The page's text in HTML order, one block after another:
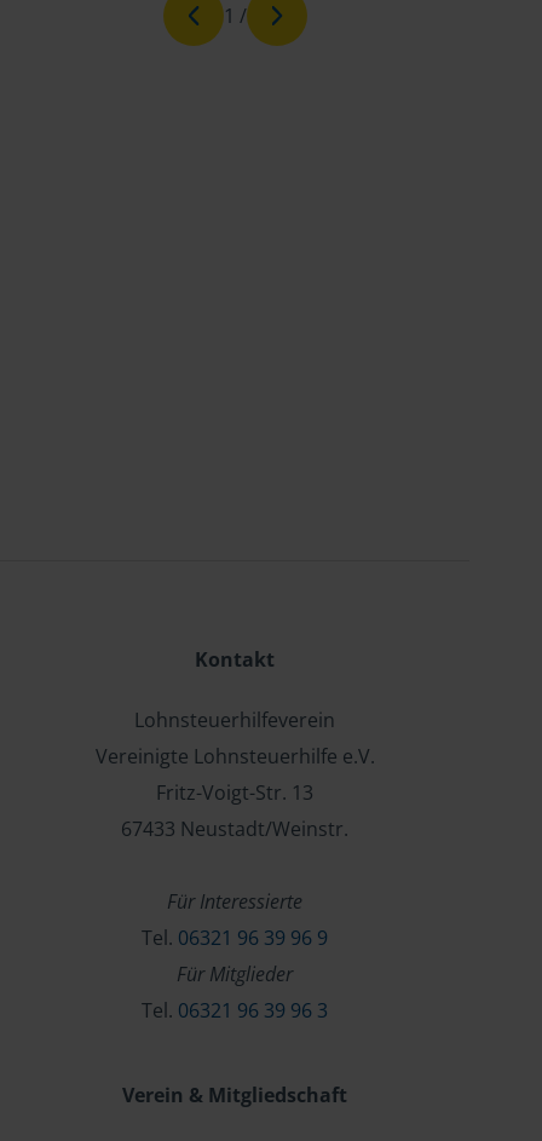
1 /
Kontakt
Lohnsteuerhilfeverein
Vereinigte Lohnsteuerhilfe e.V.
Fritz-Voigt-Str. 13
67433 Neustadt/Weinstr.
Für Interessierte
Tel. 06321 96 39 96 9
Für Mitglieder
Tel. 06321 96 39 96 3
Verein & Mitgliedschaft